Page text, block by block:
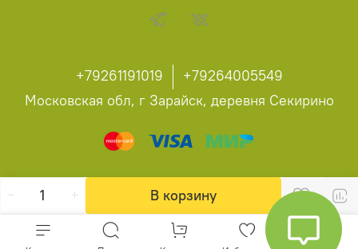
В корзину
+79261191019
+79264005549
Московская обл, г Зарайск, деревня Секирино